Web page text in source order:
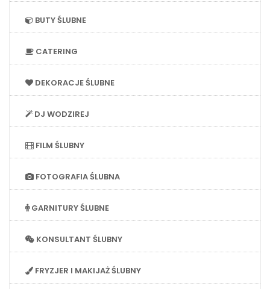
BUTY ŚLUBNE
CATERING
DEKORACJE ŚLUBNE
DJ WODZIREJ
FILM ŚLUBNY
FOTOGRAFIA ŚLUBNA
GARNITURY ŚLUBNE
KONSULTANT ŚLUBNY
FRYZJER I MAKIJAŻ ŚLUBNY